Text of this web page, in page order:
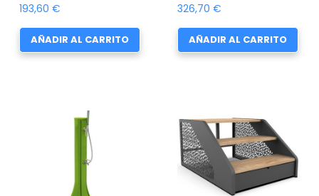
193,60€
AÑADIR AL CARRITO
326,70 €
AÑADIR AL CARRITO